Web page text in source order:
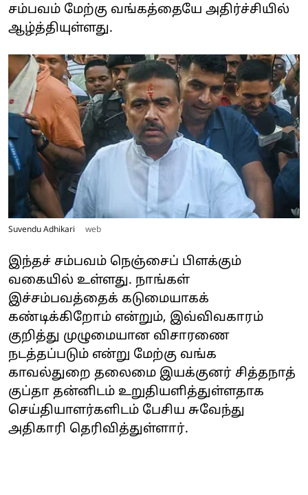
சம்பவம் மேற்கு வங்கத்தையே அதிர்ச்சியில்
ஆழ்த்தியுள்ளது.
Suvendu Adhikari web
இந்தச் சம்பவம் நெஞ்சைப் பிளக்கும்
வகையில் உள்ளது. நாங்கள்
இச்சம்பவத்தைக் கடுமையாகக்
கண்டிக்கிறோம் என்றும், இவ்விவகாரம்
குறித்து முழுமையான விசாரணை
நடத்தப்படும் என்று மேற்கு வங்க
காவல்துறை தலைமை இயக்குனர் சித்தநாத்
குப்தா தன்னிடம் உறுதியளித்துள்ளதாக
செய்தியாளர்களிடம் பேசிய சுவேந்து
அதிகாரி தெரிவித்துள்ளார்.